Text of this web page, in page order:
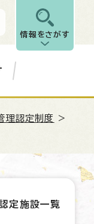
情報をさがす
理認定制度
>
定施設一覧